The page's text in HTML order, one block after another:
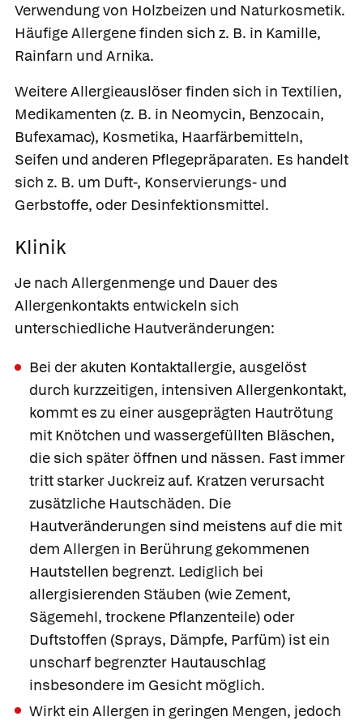
Verwendung von Holzbeizen und Naturkosmetik.
Häufige Allergene finden sich z. B. in Kamille,
Rainfarn und Arnika.
Weitere Allergieauslöser finden sich in Textilien,
Medikamenten (z. B. in Neomycin, Benzocain,
Bufexamac), Kosmetika, Haarfärbemitteln,
Seifen und anderen Pflegepräparaten. Es handelt
sich z. B. um Duft-, Konservierungs- und
Gerbstoffe, oder Desinfektionsmittel.
Klinik
Je nach Allergenmenge und Dauer des
Allergenkontakts entwickeln sich
unterschiedliche Hautveränderungen:
Bei der akuten Kontaktallergie, ausgelöst
durch kurzzeitigen, intensiven Allergenkontakt,
kommt es zu einer ausgeprägten Hautrötung
mit Knötchen und wassergefüllten Bläschen,
die sich später öffnen und nässen. Fast immer
tritt starker Juckreiz auf. Kratzen verursacht
zusätzliche Hautschäden. Die
Hautveränderungen sind meistens auf die mit
dem Allergen in Berührung gekommenen
Hautstellen begrenzt. Lediglich bei
allergisierenden Stäuben (wie Zement,
Sägemehl, trockene Pflanzenteile) oder
Duftstoffen (Sprays, Dämpfe, Parfüm) ist ein
unscharf begrenzter Hautauschlag
insbesondere im Gesicht möglich.
Wirkt ein Allergen in geringen Mengen, jedoch